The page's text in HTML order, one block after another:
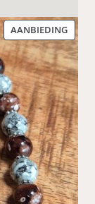
AANBIEDING
IN
DE